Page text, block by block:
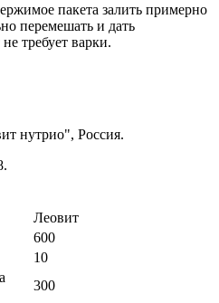
пакета залить примерно
перемешать и дать
требует варки.
нутрио", Россия.
Леовит
600
10
300